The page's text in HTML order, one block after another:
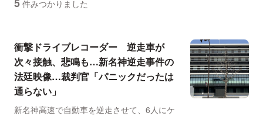
件みつかりました
衝撃ドライブレコーダー 逆走車が
次々接触、悲鳴も…新名神逆走事件の
法廷映像…裁判官「パニックだったは
通らない」
新名神高速で自動車を逆走させて、6人にケ